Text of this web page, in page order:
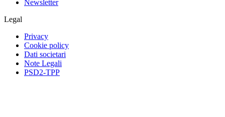
Newsletter
Legal
Privacy
Cookie policy
Dati societari
Note Legali
PSD2-TPP